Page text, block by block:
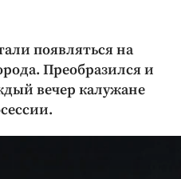
появляться на
Преобразился и
вечер калужане